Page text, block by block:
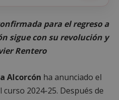
para el regreso a
sigue con su revolución y
Rentero
Alcorcón ha anunciado el
2024-25. Después de